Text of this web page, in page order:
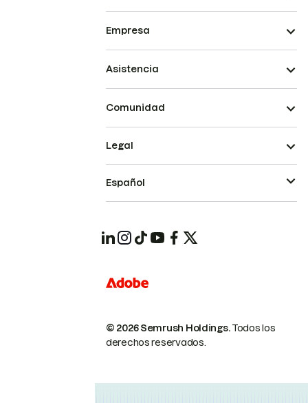
Empresa
Asistencia
Comunidad
© 2026 Semrush Holdings.Todos los
derechos reservados.
Legal
Español